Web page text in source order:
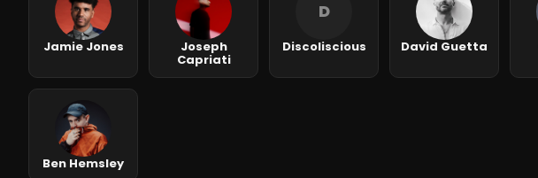
Jamie Jones Joseph
Capriati
D
Discoliscious David Guetta
Ben Hemsley